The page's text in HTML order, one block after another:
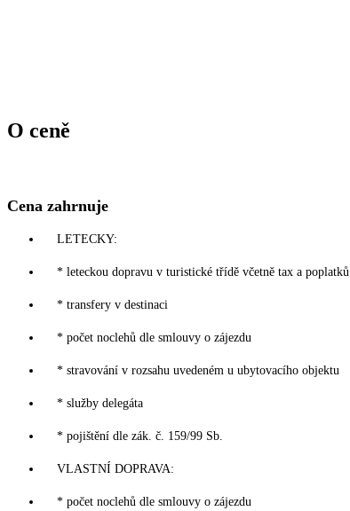
O ceně
Cena zahrnuje
LETECKY:
* leteckou dopravu v turistické třídě včetně tax a poplatků
* transfery v destinaci
* počet noclehů dle smlouvy o zájezdu
* stravování v rozsahu uvedeném u ubytovacího objektu
* služby delegáta
* pojištění dle zák. č. 159/99 Sb.
VLASTNÍ DOPRAVA:
* počet noclehů dle smlouvy o zájezdu